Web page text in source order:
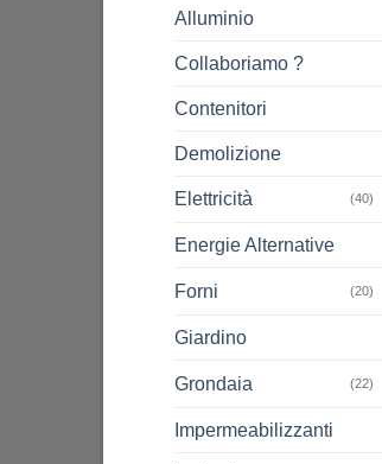
Alluminio
Collaboriamo ?
Contenitori
Demolizione
Elettricità (40)
Energie Alternative
Forni (20)
Giardino
Grondaia (22)
Impermeabilizzanti